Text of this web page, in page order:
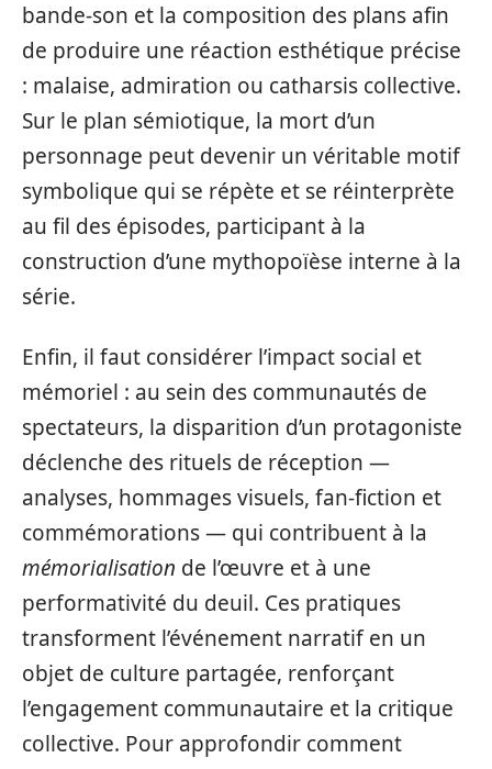
bande‑son et la composition des plans afin
de produire une réaction esthétique précise
: malaise, admiration ou catharsis collective.
Sur le plan sémiotique, la mort d’un
personnage peut devenir un véritable motif
symbolique qui se répète et se réinterprète
au fil des épisodes, participant à la
construction d’une mythopoïèse interne à la
série.
Enfin, il faut considérer l’impact social et
mémoriel : au sein des communautés de
spectateurs, la disparition d’un protagoniste
déclenche des rituels de réception —
analyses, hommages visuels, fan‑fiction et
commémorations — qui contribuent à la
mémorialisation de l’œuvre et à une
performativité du deuil. Ces pratiques
transforment l’événement narratif en un
objet de culture partagée, renforçant
l’engagement communautaire et la critique
collective. Pour approfondir comment